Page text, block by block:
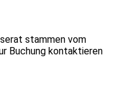
stammen vom
Buchung kontaktieren